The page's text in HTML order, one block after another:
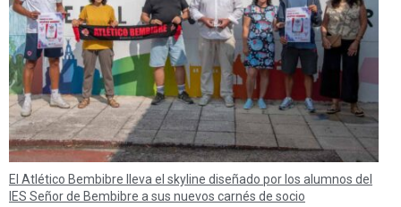
El Atlético Bembibre lleva el skyline diseñado por los alumnos del
IES Señor de Bembibre a sus nuevos carnés de socio